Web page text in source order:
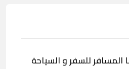
المسافر للسفر و السياحة